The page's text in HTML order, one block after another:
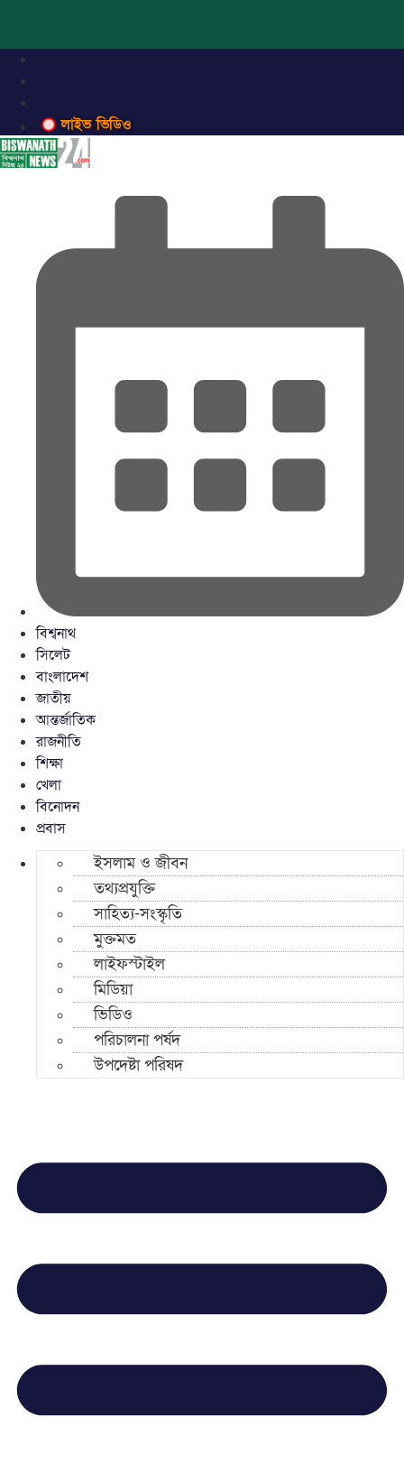
লাইভ ভিডিও
বিশ্বনাথ
সিলেট
বাংলাদেশ
জাতীয়
আন্তর্জাতিক
রাজনীতি
শিক্ষা
খেলা
বিনোদন
প্রবাস
ইসলাম ও জীবন
তথ্যপ্রযুক্তি
সাহিত্য-সংস্কৃতি
মুক্তমত
লাইফস্টাইল
মিডিয়া
ভিডিও
পরিচালনা পর্ষদ
উপদেষ্টা পরিষদ